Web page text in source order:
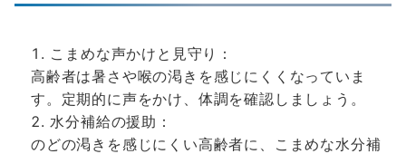
こまめな声かけと見守り：
高齢者は暑さや喉の渇きを感じにくくなっていま
す。定期的に声をかけ、体調を確認しましょう。
水分補給の援助：
のどの渇きを感じにくい高齢者に、こまめな水分補